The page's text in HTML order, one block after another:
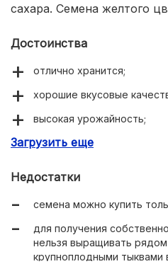
сахара. Семена желтого
Достоинства
отлично хранится;
хорошие вкусовые
высокая урожайность;
транспортабельность.
Загрузить еще
Недостатки
семена можно купить
для получения
нельзя выращивать
крупноплодными тыквами